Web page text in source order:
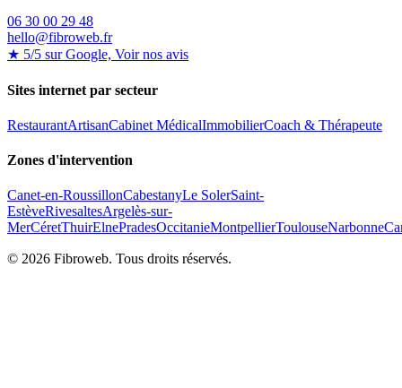
06 30 00 29 48
hello@fibroweb.fr
★ 5/5 sur Google, Voir nos avis
Sites internet par secteur
RestaurantArtisanCabinet MédicalImmobilierCoach & Thérapeute
Zones d'intervention
Canet-en-RoussillonCabestanyLe SolerSaint-
EstèveRivesaltesArgelès-sur-
MerCéretThuirElnePradesOccitanieMontpellierToulouseNarbonne
© 2026 Fibroweb. Tous droits réservés.